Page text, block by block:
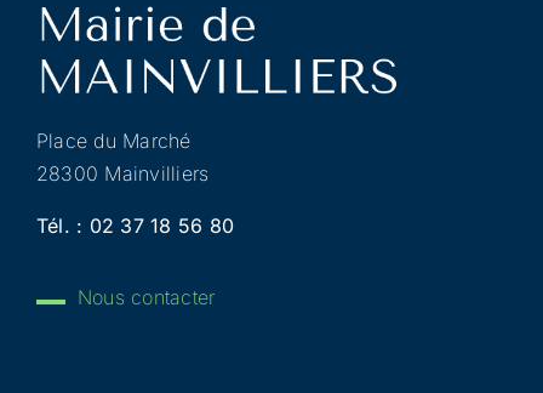
Place du Marché
28300 Mainvilliers
Tél. : 02 37 18 56 80
Nous contacter